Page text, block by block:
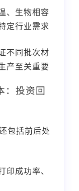
、生物相容
定行业需求
不同批次材
产至关重要
：投资回
包括前后处
印成功率、